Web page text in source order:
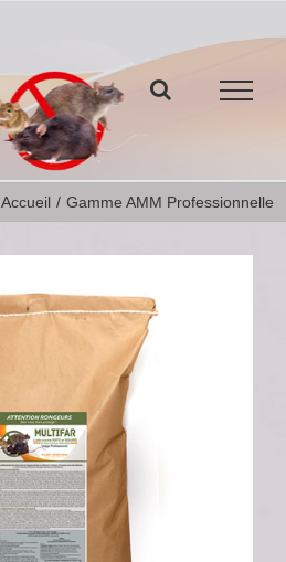
Accueil / Gamme AMM Professionnelle